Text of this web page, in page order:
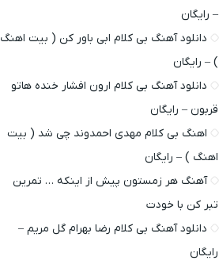
– رایگان
دانلود آهنگ بی کلام ابی باور کن ( بیت اهنگ
) – رایگان
دانلود آهنگ بی کلام ارون افشار خنده هاتو
قربون – رایگان
اهنگ بی کلام مهدی احمدوند چی شد ( بیت
اهنگ ) – رایگان
آهنگ هر زمستون پیش از اینکه … تمرین
تبر کن با خودت
دانلود آهنگ بی کلام رضا بهرام گل مریم –
رایگان